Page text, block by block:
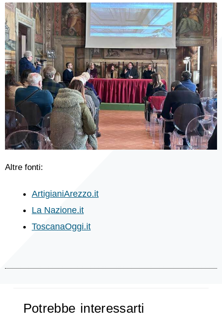
Altre fonti:
ArtigianiArezzo.it
La Nazione.it
ToscanaOggi.it
Potrebbe interessarti